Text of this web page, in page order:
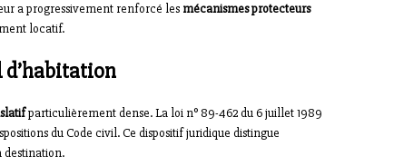
a progressivement renforcé les mécanismes protecteurs
locatif.
d’habitation
particulièrement dense. La loi n° 89-462 du 6 juillet 1989
du Code civil. Ce dispositif juridique distingue
destination.